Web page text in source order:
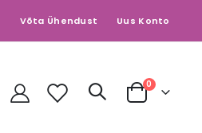
Võta Ühendust Uus Konto
Cart
0toodet